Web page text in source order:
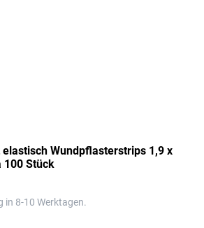
Wundpflasterstrips 1,9 x
100 Stück
in 8-10 Werktagen.